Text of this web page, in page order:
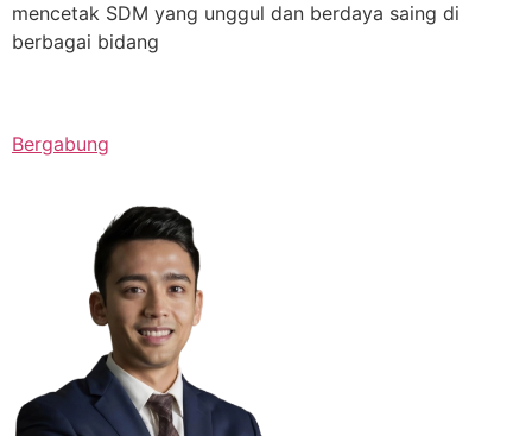
mencetak SDM yang unggul dan berdaya saing di
berbagai bidang
Bergabung